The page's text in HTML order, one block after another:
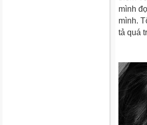
mình
mình.
tả quá